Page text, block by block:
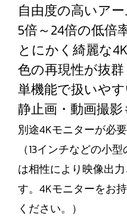
自由度の高いア
5倍～24倍の低倍
とにかく綺麗な
色の再現性が抜群
単機能で扱いやす
静止画・動画撮影
別途4Kモニターが必要
（13インチなどの小
は相性により映像出
す。4Kモニターをお
ください。）